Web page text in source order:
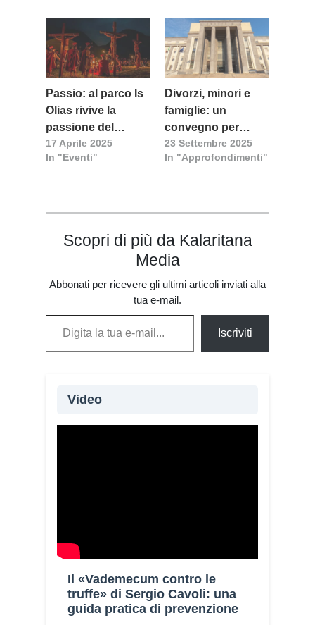
Passio: al parco Is
Olias rivive la
passione del
Signore in limba
17 Aprile 2025
In "Eventi"
Divorzi, minori e
famiglie: un
convegno per
affrontare le sfide
della riforma
23 Settembre 2025
In "Approfondimenti"
Scopri di più da Kalaritana
Media
Abbonati per ricevere gli ultimi articoli inviati alla
tua e-mail.
Digita la tua e-mail...
Iscriviti
Video
Il «Vademecum contro le
truffe» di Sergio Cavoli: una
guida pratica di prevenzione